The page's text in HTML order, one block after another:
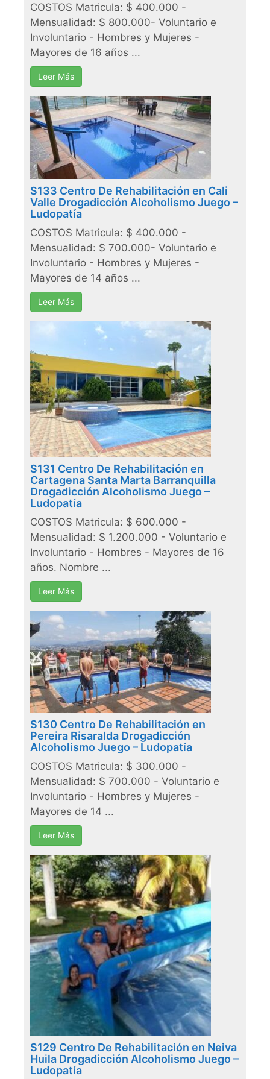
COSTOS Matricula: $ 400.000 -
Mensualidad: $ 800.000- Voluntario e
Involuntario - Hombres y Mujeres -
Mayores de 16 años ...
Leer Más
S133 Centro De Rehabilitación en Cali
Valle Drogadicción Alcoholismo Juego –
Ludopatía
COSTOS Matricula: $ 400.000 -
Mensualidad: $ 700.000- Voluntario e
Involuntario - Hombres y Mujeres -
Mayores de 14 años ...
Leer Más
S131 Centro De Rehabilitación en
Cartagena Santa Marta Barranquilla
Drogadicción Alcoholismo Juego –
Ludopatía
COSTOS Matricula: $ 600.000 -
Mensualidad: $ 1.200.000 - Voluntario e
Involuntario - Hombres - Mayores de 16
años. Nombre ...
Leer Más
S130 Centro De Rehabilitación en
Pereira Risaralda Drogadicción
Alcoholismo Juego – Ludopatía
COSTOS Matricula: $ 300.000 -
Mensualidad: $ 700.000 - Voluntario e
Involuntario - Hombres y Mujeres -
Mayores de 14 ...
Leer Más
S129 Centro De Rehabilitación en Neiva
Huila Drogadicción Alcoholismo Juego –
Ludopatía